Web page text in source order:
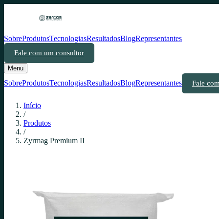
SobreProdutosTecnologiasResultadosBlogRepresentantes
Fale com um consultor
Menu
SobreProdutosTecnologiasResultadosBlogRepresentantes Fale
Início
/
Produtos
/
Zyrmag Premium II